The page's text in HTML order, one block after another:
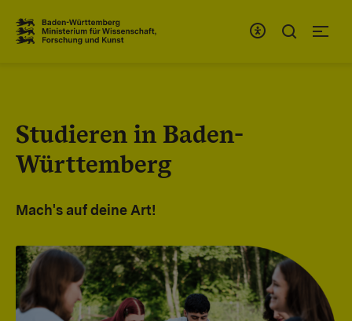
Studieren in Baden-
Württemberg
Mach's auf deine Art!